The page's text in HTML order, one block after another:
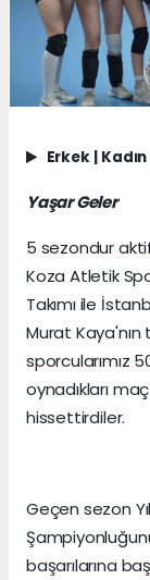
Erkek | Kadın
Yaşar Geler
5 sezondur
Koza Atletik
Takımı ile
Murat Kaya'nın
sporcularımız
oynadıkları
hissettirdiler.
Geçen sezon
başarılarına